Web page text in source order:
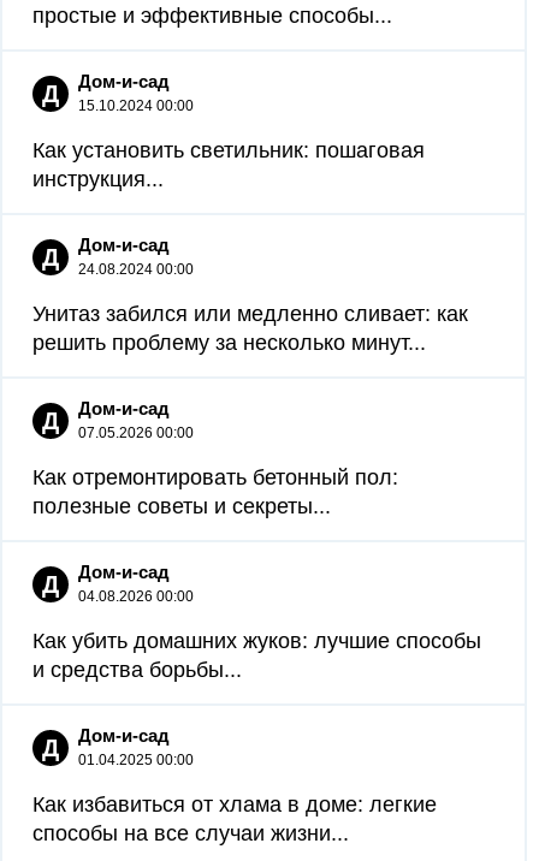
простые и эффективные способы...
Д Дом-и-сад
15.10.2024 00:00
Как установить светильник: пошаговая
инструкция...
Д Дом-и-сад
24.08.2024 00:00
Унитаз забился или медленно сливает: как
решить проблему за несколько минут...
Д Дом-и-сад
07.05.2026 00:00
Как отремонтировать бетонный пол:
полезные советы и секреты...
Д Дом-и-сад
04.08.2026 00:00
Как убить домашних жуков: лучшие способы
и средства борьбы...
Д Дом-и-сад
01.04.2025 00:00
Как избавиться от хлама в доме: легкие
способы на все случаи жизни...